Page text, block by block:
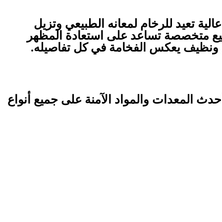
تعيد للرخام لمعانه الطبيعي وتزيل
متخصصة تساعد على استعادة المظهر
ونظيف يعكس الفخامة في كل تفاصيله.
المعدات والمواد الآمنة على جميع أنواع